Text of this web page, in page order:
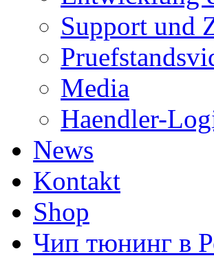
Support und
Media
Haendler-
News
Kontakt
Shop
Чип тюнинг в